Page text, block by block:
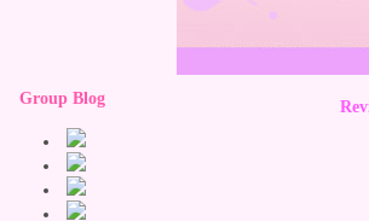
Group Blog